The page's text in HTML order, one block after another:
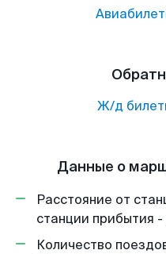
Ж/д
Данные о
Расстояние от
станции прибытия -
Количество